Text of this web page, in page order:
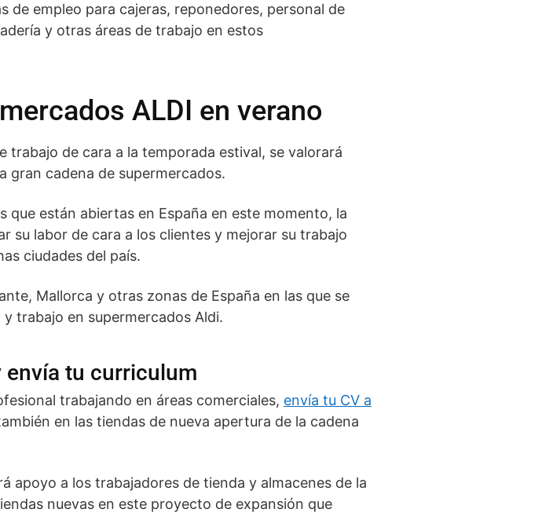
de empleo para cajeras, reponedores, personal de
y otras áreas de trabajo en estos
ALDI en verano
trabajo de cara a la temporada estival, se valorará
gran cadena de supermercados.
están abiertas en España en este momento, la
su labor de cara a los clientes y mejorar su trabajo
ciudades del país.
Mallorca y otras zonas de España en las que se
trabajo en supermercados Aldi.
envía tu curriculum
trabajando en áreas comerciales, envía tu CV a
en las tiendas de nueva apertura de la cadena
apoyo a los trabajadores de tienda y almacenes de la
nuevas en este proyecto de expansión que